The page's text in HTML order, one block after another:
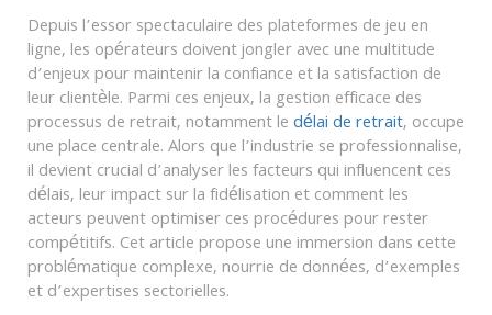
Depuis l’essor spectaculaire des plateformes de jeu en
ligne, les opérateurs doivent jongler avec une multitude
d’enjeux pour maintenir la confiance et la satisfaction de
leur clientèle. Parmi ces enjeux, la gestion efficace des
processus de retrait, notamment ledélai de retrait, occupe
une place centrale. Alors que l’industrie se professionnalise,
il devient crucial d’analyser les facteurs qui influencent ces
délais, leur impact sur la fidélisation et comment les
acteurs peuvent optimiser ces procédures pour rester
compétitifs. Cet article propose une immersion dans cette
problématique complexe, nourrie de données, d’exemples
et d’expertises sectorielles.